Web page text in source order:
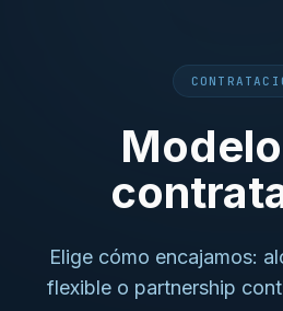
Elige cómo encajamos:
flexible o partnership